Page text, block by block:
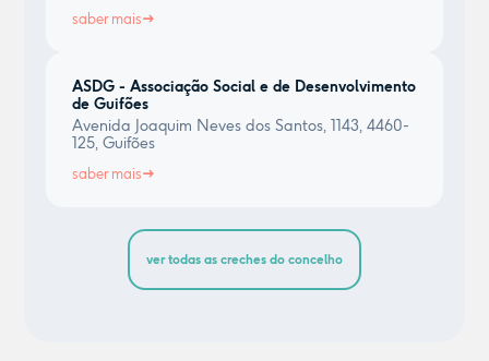
saber mais
ASDG - Associação Social e de Desenvolvimento
de Guifões
Avenida Joaquim Neves dos Santos, 1143, 4460-
125, Guifões
saber mais
ver todas as creches do concelho